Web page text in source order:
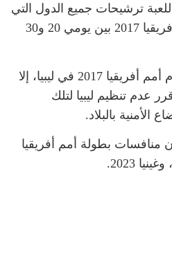
للعبة ترشيحات جميع الدول التي
ترغب في استضافة أمم أفريقيا 2017 بين يومي 20 و30
وكان من المفترض أن تقام أمم أفريقيا 2017 في ليبيا، إلا
عدم تنظيم ليبيا لتلك
الأمنية بالبلاد.
منافسات بطولة أمم أفريقيا